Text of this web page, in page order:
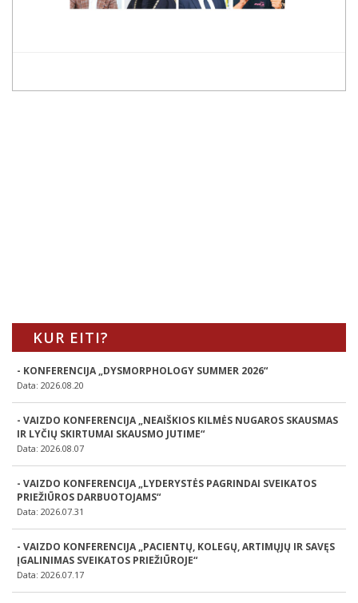
KUR EITI?
- KONFERENCIJA „DYSMORPHOLOGY SUMMER 2026“
Data: 2026.08.20
- VAIZDO KONFERENCIJA „NEAIŠKIOS KILMĖS NUGAROS SKAUSMAS
IR LYČIŲ SKIRTUMAI SKAUSMO JUTIME“
Data: 2026.08.07
- VAIZDO KONFERENCIJA „LYDERYSTĖS PAGRINDAI SVEIKATOS
PRIEŽIŪROS DARBUOTOJAMS“
Data: 2026.07.31
- VAIZDO KONFERENCIJA „PACIENTŲ, KOLEGŲ, ARTIMŲJŲ IR SAVĘS
ĮGALINIMAS SVEIKATOS PRIEŽIŪROJE“
Data: 2026.07.17